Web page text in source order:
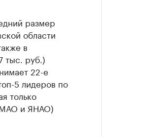
размер
области
в
тыс. руб.)
22-е
5 лидеров по
только
и ЯНАО)